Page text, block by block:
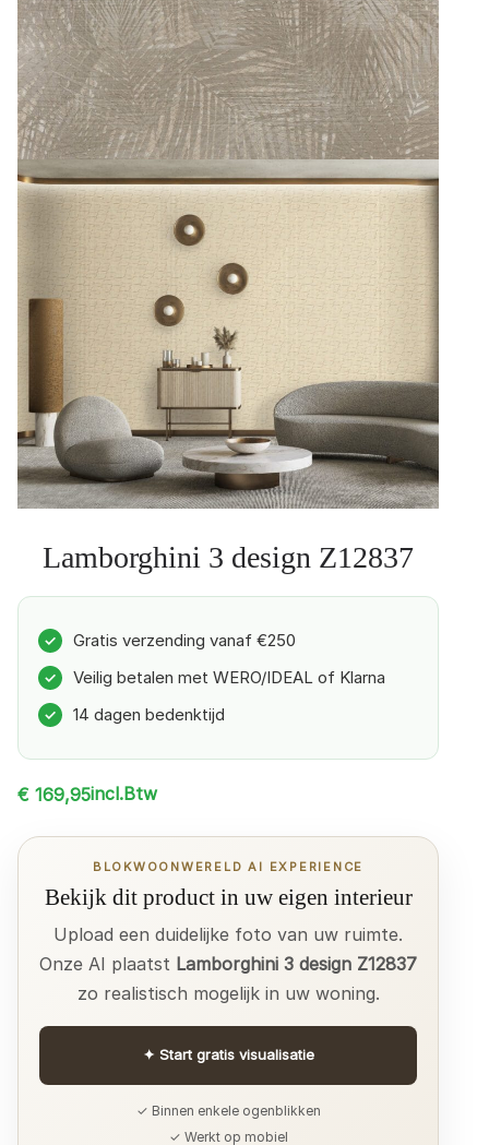
Lamborghini 3 design Z12837
✓ Gratis verzending vanaf €250
✓ Veilig betalen met WERO/IDEAL of Klarna
✓ 14 dagen bedenktijd
€ 169,95incl.Btw
BLOKWOONWERELD AI EXPERIENCE
Bekijk dit product in uw eigen interieur
Upload een duidelijke foto van uw ruimte.
Onze AI plaatst Lamborghini 3 design Z12837
zo realistisch mogelijk in uw woning.
✦ Start gratis visualisatie
✓ Binnen enkele ogenblikken
✓ Werkt op mobiel